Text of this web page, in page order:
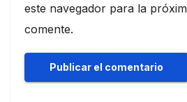
este navegador para la
comente.